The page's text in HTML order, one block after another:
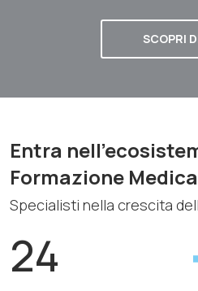
SCOPRI
Entra
Formazione Medica
Specialisti nella crescita
24